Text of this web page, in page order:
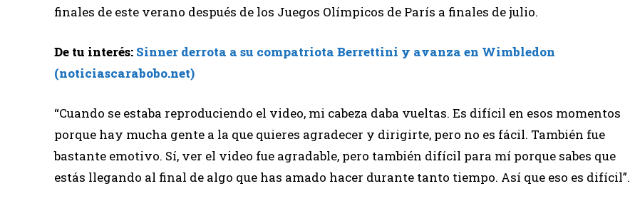
finales de este verano después de los Juegos Olímpicos de París a finales de julio.
De tu interés: Sinner derrota a su compatriota Berrettini y avanza en Wimbledon
(noticiascarabobo.net)
“Cuando se estaba reproduciendo el video, mi cabeza daba vueltas. Es difícil en esos momentos
porque hay mucha gente a la que quieres agradecer y dirigirte, pero no es fácil. También fue
bastante emotivo. Sí, ver el video fue agradable, pero también difícil para mí porque sabes que
estás llegando al final de algo que has amado hacer durante tanto tiempo. Así que eso es difícil”.